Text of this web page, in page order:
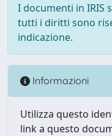
I documenti in IRIS
tutti i diritti sono
indicazione.
Informazioni
Utilizza questo
link a questo